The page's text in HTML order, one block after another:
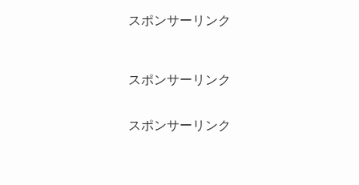
スポンサーリンク
スポンサーリンク
スポンサーリンク